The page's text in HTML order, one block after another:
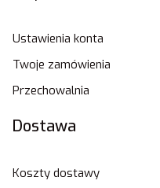
Ustawienia konta
Twoje zamówienia
Przechowalnia
Dostawa
Koszty dostawy